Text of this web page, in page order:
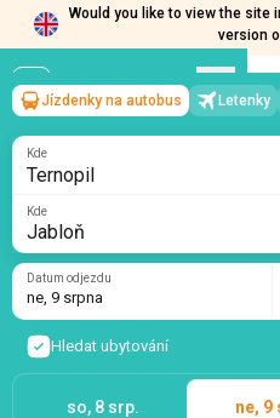
Would you like to view the site
version
Ternopil →Jabloň
ne, 9 srpna/1 cestující
Jízdenky na autobus Letenky
Kde
Kde
Datum odjezdu
ne, 9 srpna
Hledat ubytování
so, 8 srp. ne, 9